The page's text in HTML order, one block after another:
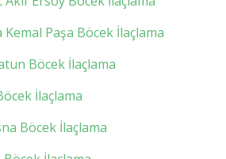
Paşa Böcek İlaçlama
Böcek İlaçlama
İlaçlama
Böcek İlaçlama